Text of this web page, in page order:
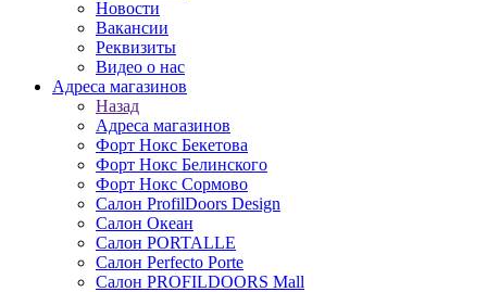
Новости
Вакансии
Реквизиты
Видео о нас
Адреса магазинов
Назад
Адреса магазинов
Форт Нокс Бекетова
Форт Нокс Белинского
Форт Нокс Сормово
Салон ProfilDoors Design
Салон Океан
Салон PORTALLE
Салон Perfecto Portе
Салон PROFILDOORS Mall